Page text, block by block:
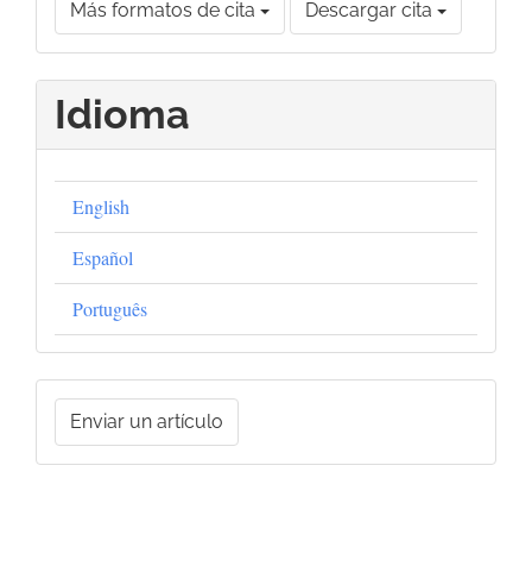
Más formatos de cita Descargar cita
Idioma
English
Español
Português
Enviar
unEnviar un artículo